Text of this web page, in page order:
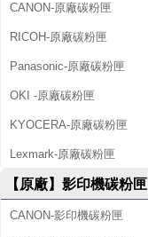
色
環
保
碳
粉
匣
CANON-原廠碳粉匣
RICOH-原廠碳粉匣
Panasonic-原廠碳粉匣
OKI -原廠碳粉匣
KYOCERA-原廠碳粉匣
Lexmark-原廠碳粉匣
【原廠】影印機碳粉匣
CANON-影印機碳粉匣